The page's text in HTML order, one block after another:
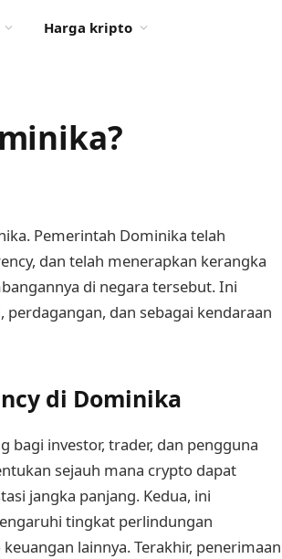
Harga kripto
Pemerintah Dominika telah
dan telah menerapkan kerangka
di negara tersebut. Ini
dan sebagai kendaraan
di Dominika
bagi investor, trader, dan pengguna
sejauh mana crypto dapat
jangka panjang. Kedua, ini
tingkat perlindungan
lainnya. Terakhir, penerimaan